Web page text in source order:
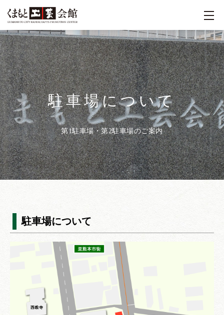
駐車場について
第1駐車場・第2駐車場のご案内
駐車場について